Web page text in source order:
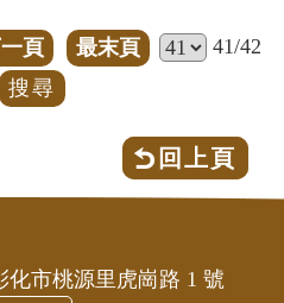
頁 最末頁
41/42
回上頁
化市桃源里虎崗路 1 號